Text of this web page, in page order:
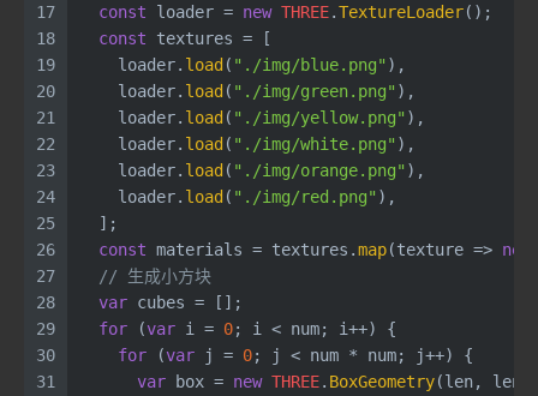
17
18
19
20
21
22
23
24
25
26
27
28
29
30
31
const loader = new THREE.TextureLoader();
const textures = [
    loader.
load ( "./img/blue.png" ),
    loader.
load ( "./img/green.png" ),
    loader.
load ( "./img/yellow.png" ),
    loader.
load ( "./img/white.png" ),
    loader.
load ( "./img/orange.png" ),
    loader.
load ( "./img/red.png" ),
  ];
const materials = textures.map(texture => new
// 生成小方块
var cubes = [];
for (var i = 0; i < num; i++) {
for (var j = 0; j < num * num; j++) {
var box = new THREE. BoxGeometry(len, len,